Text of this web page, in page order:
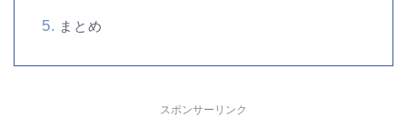
まとめ
スポンサーリンク